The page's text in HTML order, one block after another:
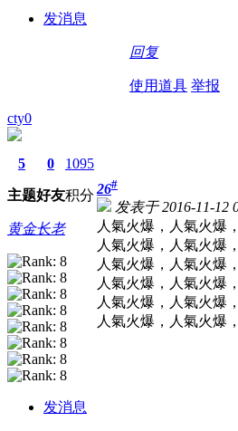
发消息
回复
使用道具 举报
cty0
5
主题
0
好友
1095
积分
黄金长老
发消息
26#
发表于 2016-11-12
人氣火爆，人氣火爆
人氣火爆，人氣火爆
人氣火爆，人氣火爆
人氣火爆，人氣火爆
人氣火爆，人氣火爆
人氣火爆，人氣火爆，